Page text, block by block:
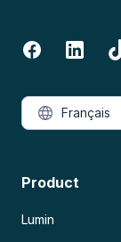
Product
Lumin
Français